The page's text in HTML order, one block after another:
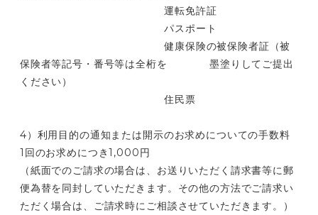
運転免許証
パスポート
健康保険の被保険者証（被
保険者等記号・番号等は全桁を 墨塗りしてご提出
ください）
住民票
4）利用目的の通知または開示のお求めについての手数料
1回のお求めにつき1,000円
（紙面でのご請求の場合は、お送りいただく請求書等に郵
便為替を同封していただきます。その他の方法でご請求い
ただく場合は、ご請求時にご相談させていただきます。）